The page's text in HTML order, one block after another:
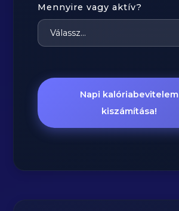
Mennyire vagy aktív?
Napi kalóriabevitelem
kiszámítása!